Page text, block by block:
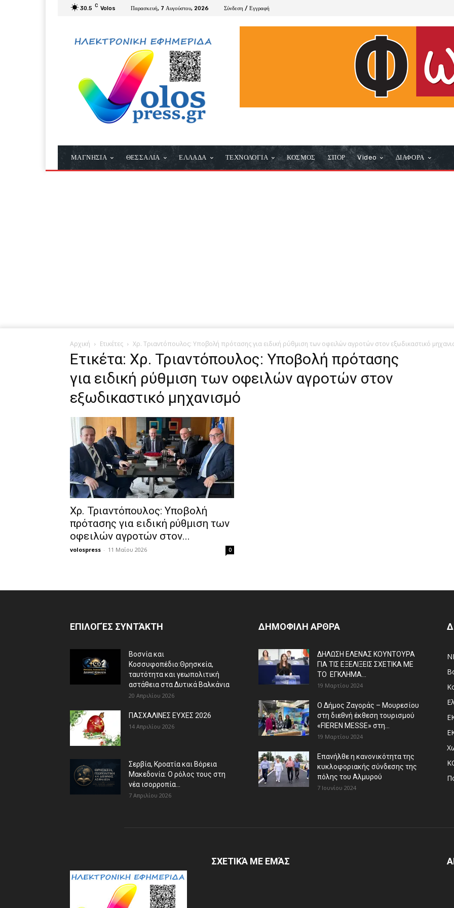
30.5 C Volos Παρασκευή, 7 Αυγούστου, 2026 Σύνδεση / Εγγραφή
ΜΑΓΝΗΣΙΑ ΘΕΣΣΑΛΙΑ ΕΛΛΑΔΑ ΤΕΧΝΟΛΟΓΙΑ ΚΟΣΜΟΣ ΣΠΟΡ Video ΔΙΑΦΟΡΑ
Αρχική Ετικέτες Χρ. Τριαντόπουλος: Υποβολή πρότασης για ειδική ρύθμιση των οφειλών αγροτών στον εξωδικαστικό
Ετικέτα: Χρ. Τριαντόπουλος: Υποβολή πρότασης
για ειδική ρύθμιση των οφειλών αγροτών στον
εξωδικαστικό μηχανισμό
Χρ. Τριαντόπουλος: Υποβολή
πρότασης για ειδική ρύθμιση των
οφειλών αγροτών στον...
volospress - 11 Μαΐου 2026 0
ΕΠΙΛΟΓΈΣ ΣΥΝΤΆΚΤΗ
Βοσνία και
Κοσσυφοπέδιο:Θρησκεία,
ταυτότητα και γεωπολιτική
αστάθεια στα Δυτικά Βαλκάνια
20 Απριλίου 2026
ΠΑΣΧΑΛΙΝΕΣ ΕΥΧΕΣ 2026
14 Απριλίου 2026
Σερβία, Κροατία και Βόρεια
Μακεδονία: Ο ρόλος τους στη
νέα ισορροπία...
7 Απριλίου 2026
ΔΗΜΟΦΙΛΗ ΑΡΘΡΑ
ΔΗΛΩΣΗ ΕΛΕΝΑΣ ΚΟΥΝΤΟΥΡΑ
ΓΙΑ ΤΙΣ ΕΞΕΛΙΞΕΙΣ ΣΧΕΤΙΚΑ ΜΕ
ΤΟ ΕΓΚΛΗΜΑ...
19 Μαρτίου 2024
Ο Δήμος Ζαγοράς – Μουρεσίου
στη διεθνή έκθεση τουρισμού
«FIEREN MESSE» στη...
19 Μαρτίου 2024
Επανήλθε η κανονικότητα της
κυκλοφοριακής σύνδεσης της
πόλης του Αλμυρού
7 Ιουνίου 2024
ΣΧΕΤΙΚΆ ΜΕ ΕΜΆΣ